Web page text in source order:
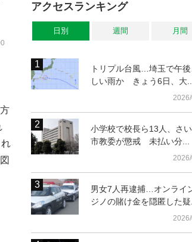
アクセスランキング
日別 週間 月間
トリプル台風…埼玉で午後
しい雨か きょう6日、大...
小学校で校長ら13人、さ
市教委が懲戒 未払い分...
男女7人再逮捕…オンライ
ジノの賭け金を隠匿した疑